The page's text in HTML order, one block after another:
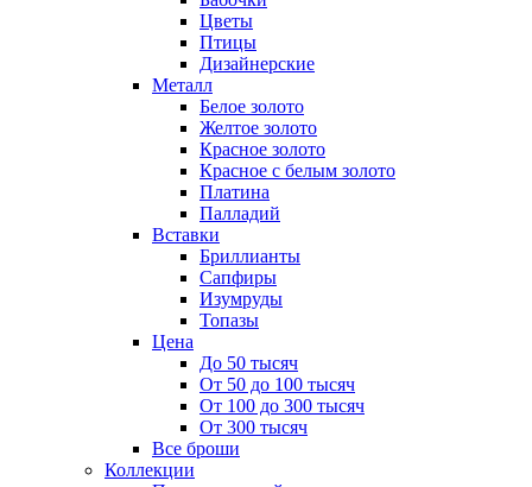
Цветы
Птицы
Дизайнерские
Металл
Белое золото
Желтое золото
Красное золото
Красное с белым золото
Платина
Палладий
Вставки
Бриллианты
Сапфиры
Изумруды
Топазы
Цена
До 50 тысяч
От 50 до 100 тысяч
От 100 до 300 тысяч
От 300 тысяч
Все броши
Коллекции